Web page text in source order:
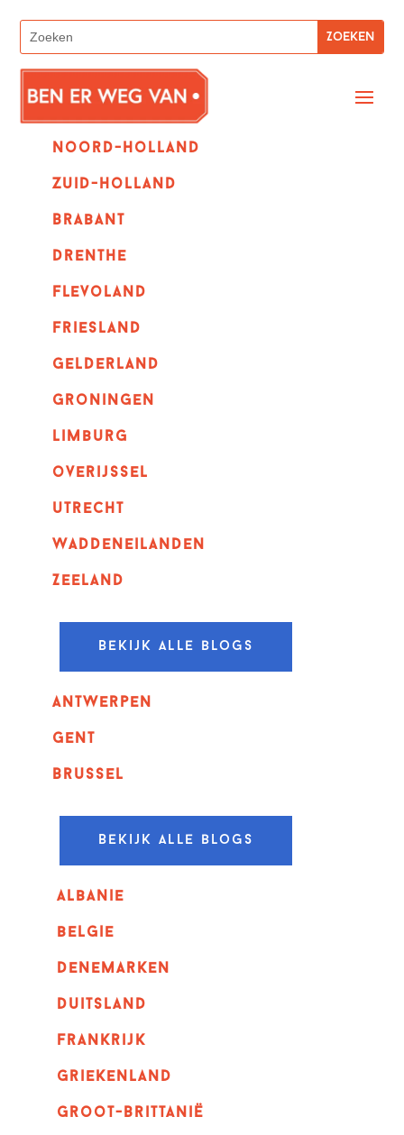
Noord-holland
zuid-holland
Brabant
Drenthe
Flevoland
Friesland
Gelderland
Groningen
Limburg
overijssel
utrecht
Waddeneilanden
Zeeland
Bekijk alle blogs
Antwerpen
GENT
Brussel
Bekijk alle blogs
albanie
belgie
denemarken
duitsland
frankrijk
griekenland
Groot-Brittanië